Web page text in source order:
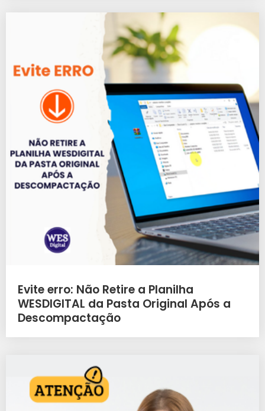
Evite erro: Não Retire a Planilha
WESDIGITAL da Pasta Original Após a
Descompactação